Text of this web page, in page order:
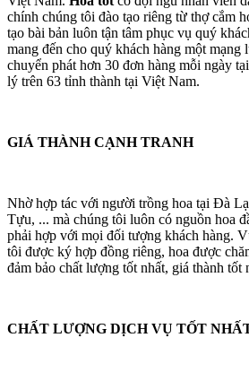
chính chúng tôi đào tạo riêng từ thợ cắm
tạo bài bản luôn tận tâm phục vụ quý
mang đến cho quý khách hàng một mạng
chuyển phát hơn 30 đơn hàng mỗi ngày
lý trên 63 tỉnh thành tại Việt Nam.
GIÁ THÀNH CẠNH TRANH
Nhờ hợp tác với người trồng hoa tại Đà
Tựu, ... mà chúng tôi luôn có nguồn hoa
phải hợp với mọi đối tượng khách hàng.
tôi được ký hợp đồng riêng, hoa được
đảm bảo chất lượng tốt nhất, giá thành tốt
CHẤT LƯỢNG DỊCH VỤ TỐT